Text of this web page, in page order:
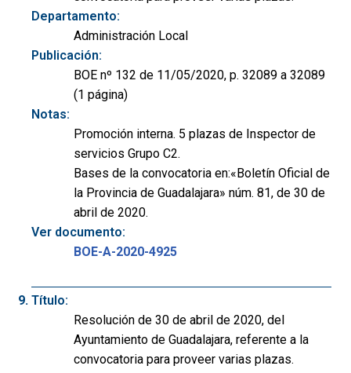
Departamento:
Administración Local
Publicación:
BOE nº 132 de 11/05/2020, p. 32089 a 32089
(1 página)
Notas:
Promoción interna. 5 plazas de Inspector de
servicios Grupo C2.
Bases de la convocatoria en:«Boletín Oficial de
la Provincia de Guadalajara» núm. 81, de 30 de
abril de 2020.
Ver documento:
BOE-A-2020-4925
Título:
Resolución de 30 de abril de 2020, del
Ayuntamiento de Guadalajara, referente a la
convocatoria para proveer varias plazas.